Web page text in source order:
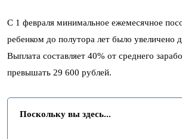
С 1 февраля минимальное ежемесячное
ребенком до полутора лет было увеличено
Выплата составляет 40% от среднего
превышать 29 600 рублей.
Поскольку вы здесь...